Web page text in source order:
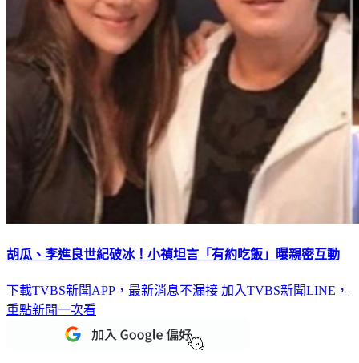
胡瓜、李進良世紀破冰！小禎坦言「有約吃飯」曝親密互動
下載TVBS新聞APP，最新消息不漏接 加入TVBS新聞LINE，
重點新聞一次看